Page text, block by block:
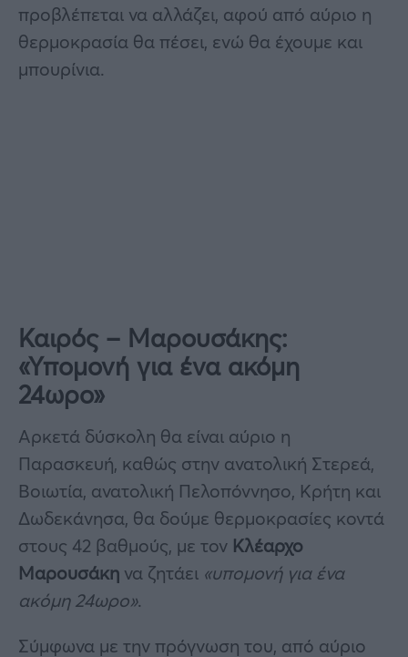
προβλέπεται να αλλάζει, αφού από αύριο η
θερμοκρασία θα πέσει, ενώ θα έχουμε και
μπουρίνια.
Καιρός – Μαρουσάκης:
«Υπομονή για ένα ακόμη
24ωρο»
Αρκετά δύσκολη θα είναι αύριο η
Παρασκευή, καθώς στην ανατολική Στερεά,
Βοιωτία, ανατολική Πελοπόννησο, Κρήτη και
Δωδεκάνησα, θα δούμε θερμοκρασίες κοντά
στους 42 βαθμούς, με τον Κλέαρχο
Μαρουσάκη να ζητάει «υπομονή για ένα
ακόμη 24ωρο».
Σύμφωνα με την πρόγνωση του, από αύριο